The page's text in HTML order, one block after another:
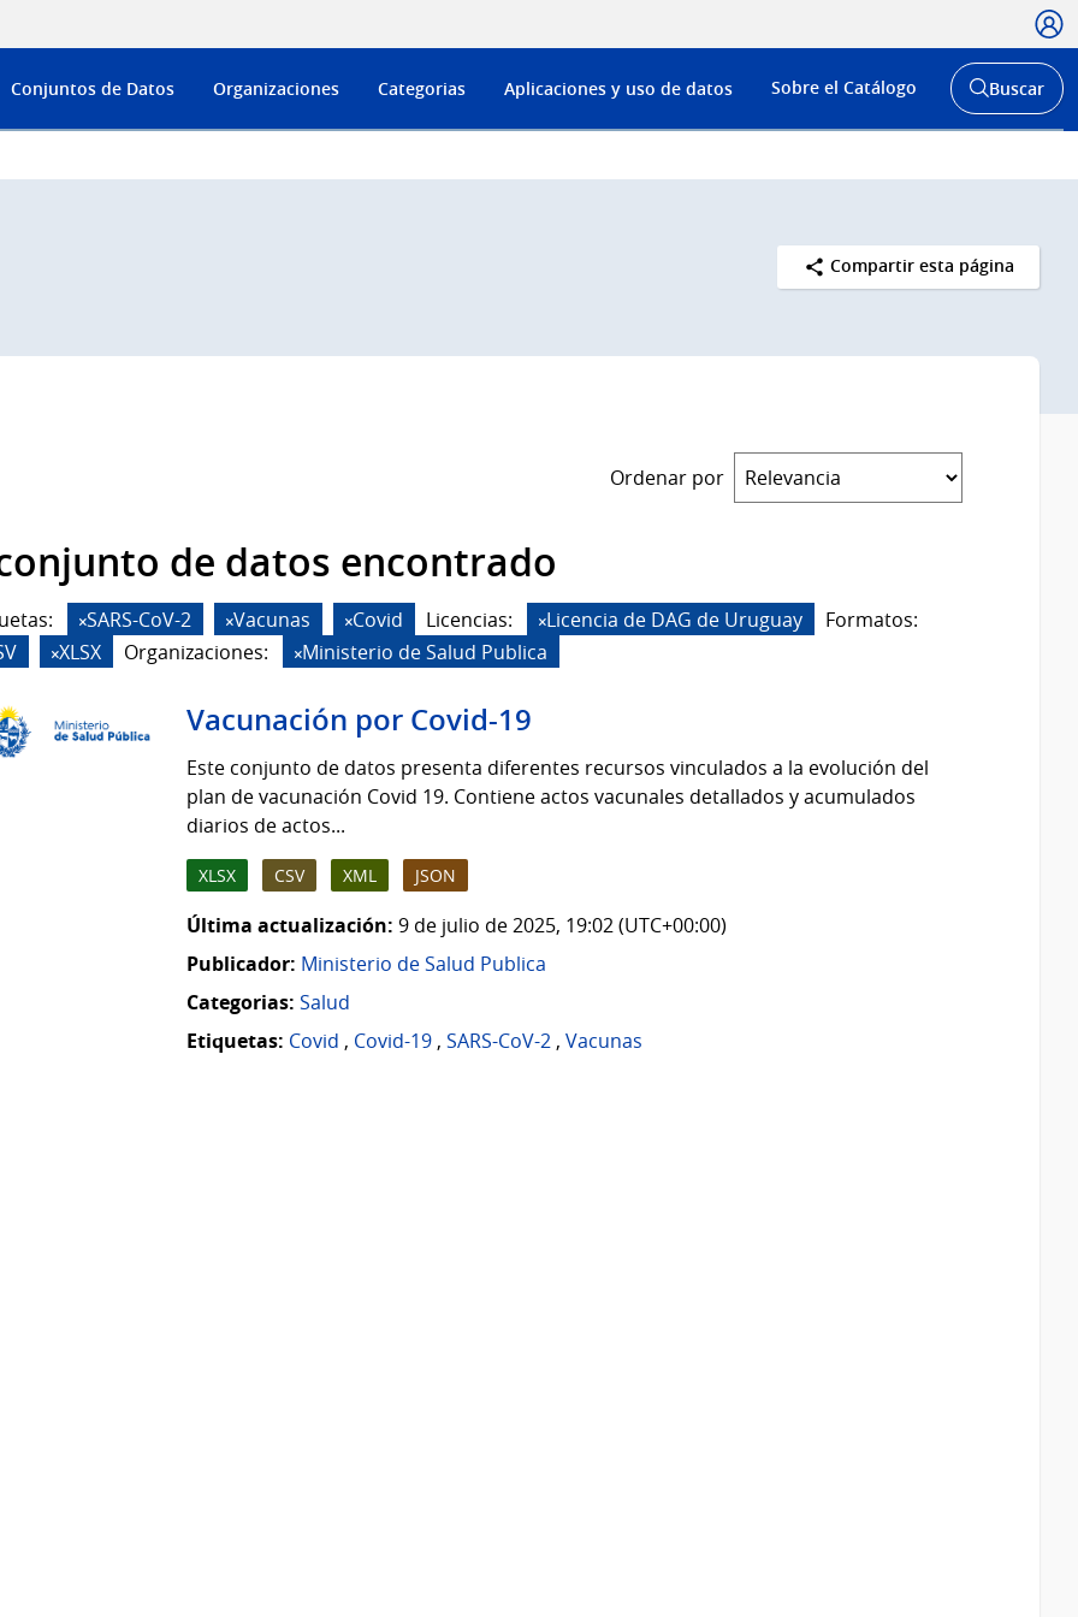
Menú
de
Conjuntos de Datos Organizaciones Categorias Aplicaciones y uso de datos Sobre el Catálogo
Abrir
buscador
Buscar
Compartir esta página
Ordenar por
de datos encontrado
SARS-CoV-2 Vacunas Covid Licencias: Licencia de DAG de Uruguay
Formatos:
XLSX Organizaciones: Ministerio de Salud Publica
Vacunación por Covid-19
Este conjunto de datos presenta diferentes recursos vinculados a la evolución del
plan de vacunación Covid 19. Contiene actos vacunales detallados y acumulados
diarios de actos...
XLSX CSV XML JSON
Última actualización: 9 de julio de 2025, 19:02 (UTC+00:00)
Publicador: Ministerio de Salud Publica
Categorias: Salud
Etiquetas: Covid , Covid-19, SARS-CoV-2, Vacunas